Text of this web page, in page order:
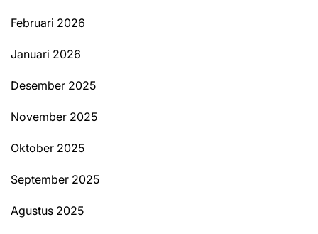
Februari 2026
Januari 2026
Desember 2025
November 2025
Oktober 2025
September 2025
Agustus 2025